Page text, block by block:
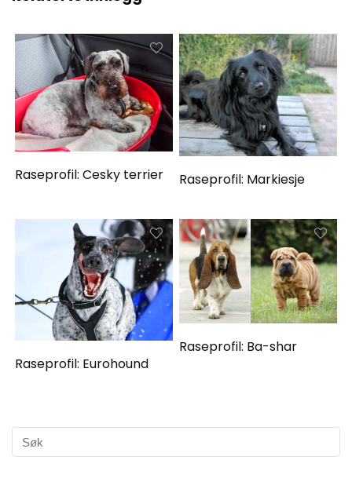
Raseprofil: Cesky terrier Raseprofil: Markiesje
Raseprofil: Eurohound
Raseprofil: Ba-shar